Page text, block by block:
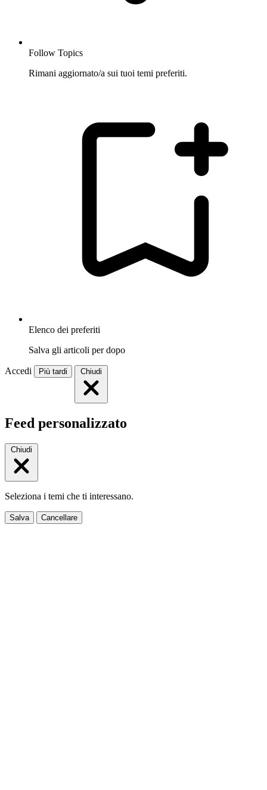
Follow Topics
Rimani aggiornato/a sui tuoi temi preferiti.
Elenco dei preferiti
Salva gli articoli per dopo
Accedi Più tardi Chiudi
Feed personalizzato
Chiudi
Seleziona i temi che ti interessano.
Salva Cancellare